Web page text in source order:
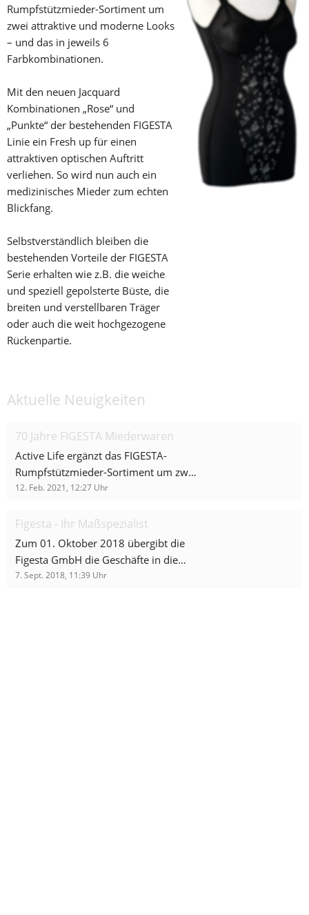
Rumpfstützmieder-Sortiment um
zwei attraktive und moderne Looks
– und das in jeweils 6
Farbkombinationen.
Mit den neuen Jacquard
Kombinationen „Rose“ und
„Punkte“ der bestehenden FIGESTA
Linie ein Fresh up für einen
attraktiven optischen Auftritt
verliehen. So wird nun auch ein
medizinisches Mieder zum echten
Blickfang.
Selbstverständlich bleiben die
bestehenden Vorteile der FIGESTA
Serie erhalten wie z.B. die weiche
und speziell gepolsterte Büste, die
breiten und verstellbaren Träger
oder auch die weit hochgezogene
Rückenpartie.
Aktuelle Neuigkeiten
70 Jahre FIGESTA Miederwaren
Active Life ergänzt das FIGESTA-
Rumpfstützmieder-Sortiment um zwei
attraktive und moderne Looks – und
Mit den neuen Jacquard
Kombinationen „Rose“ und „Punkte“
der bestehenden FIGESTA Linie ein
Fresh up für einen attraktiven
12. Feb. 2021, 12:27 Uhr
Figesta - Ihr Maßspezialist
Zum 01. Oktober 2018 übergibt die
Figesta GmbH die Geschäfte in die
Hände der Active Life GmbH. Figesta
7. Sept. 2018, 11:39 Uhr